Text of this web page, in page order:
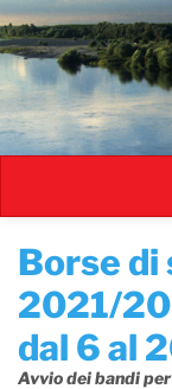
Salta
al
contenuto
principale
Borse di
2021/
dal 6 al
Avvio dei bandi